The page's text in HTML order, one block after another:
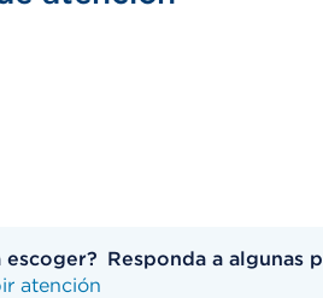
escoger? Responda a
atención